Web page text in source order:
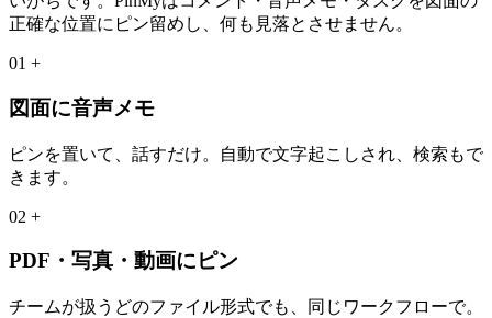
正確な位置にピン留めし、何も見落とさせません。
01 +
図面に音声メモ
ピンを置いて、話すだけ。自動で文字起こしされ、検索もで
きます。
02 +
PDF・写真・動画にピン
チームが扱うどのファイル形式でも、同じワークフローで。